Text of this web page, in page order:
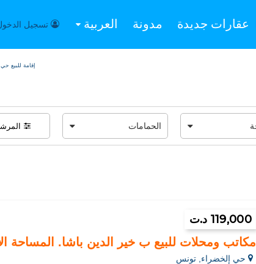
عقارات جديدة مدونة العربية تسجيل
إقامة للبيع
119,000 د.ت
مكاتب ومحلات للبيع ب خير الدين باشا. المساحة
حي إلخضراء, تونس